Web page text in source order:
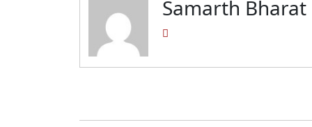
Samarth Bharat